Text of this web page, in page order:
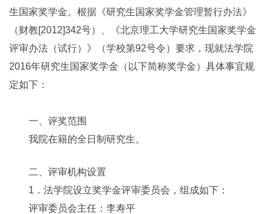
生国家奖学金。根据《研究生国家奖学金管理暂行办法》
（财教[2012]342号）、《北京理工大学研究生国家奖学金
评审办法（试行）》（学校第92号令）要求，现就法学院
2016年研究生国家奖学金（以下简称奖学金）具体事宜规
定如下：
一、评奖范围
我院在籍的全日制研究生。
二、评审机构设置
1．法学院设立奖学金评审委员会，组成如下：
评审委员会主任：李寿平